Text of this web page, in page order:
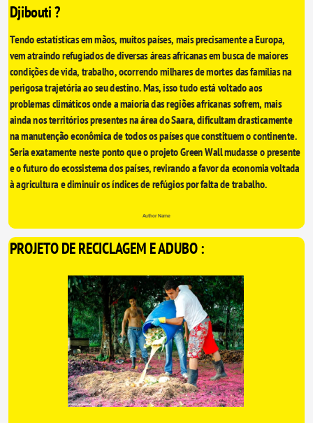
Djibouti ?
Tendo estatísticas em mãos, muitos países, mais precisamente a Europa,
vem atraindo refugiados de diversas áreas africanas em busca de maiores
condições de vida, trabalho, ocorrendo milhares de mortes das famílias na
perigosa trajetória ao seu destino. Mas, isso tudo está voltado aos
problemas climáticos onde a maioria das regiões africanas sofrem, mais
ainda nos territórios presentes na área do Saara, dificultam drasticamente
na manutenção econômica de todos os países que constituem o continente.
Seria exatamente neste ponto que o projeto Green Wall mudasse o presente
e o futuro do ecossistema dos países, revirando a favor da economia voltada
à agricultura e diminuir os índices de refúgios por falta de trabalho.
Author Name
PROJETO DE RECICLAGEM E ADUBO :